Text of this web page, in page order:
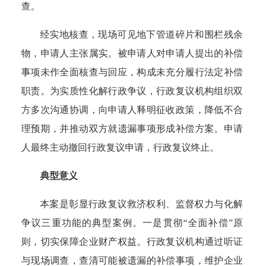
查。
经实地核查，现场可见地下管道碎片和围栏残余
物，申请人主张属实。被申请人对申请人提出的补偿
事项未作全面核查与回应，构成未充分履行法定补偿
职责。为实质性化解行政争议，行政复议机构组织双
方多次沟通协调，向申请人释明征收政策，降低不合
理预期，并推动双方就遗漏事项形成补偿方案。申请
人最终主动撤回行政复议申请，行政复议终止。
典型意义
本案是彰显行政复议救济权利、监督权力与化解
争议三重功能的典型案例。一是贯彻“全面补偿”原
则， 切实保障企业财产权益。 行政复议机构通过听证
与现场调查，查清可能被遗漏的补偿事项，维护企业